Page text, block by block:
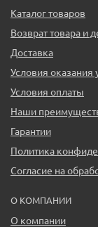
Каталог товаров
Возврат товара и
Доставка
Условия оказания
Условия оплаты
Наши
Гарантии
Политика
Согласие на
О КОМПАНИИ
О компании